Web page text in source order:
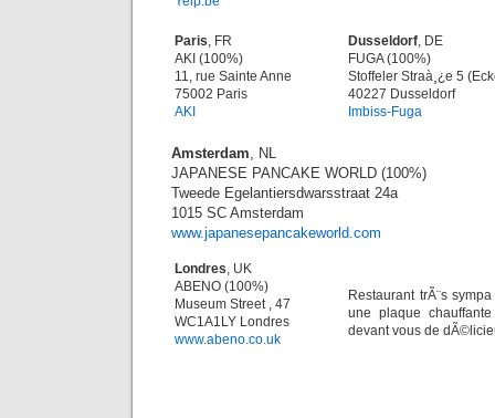
Paris, FR
AKI (100%)
11, rue Sainte Anne
75002 Paris
AKI
Dusseldorf, DE
FUGA (100%)
Stoffeler Straà¸¿e 5
40227 Dusseldorf
Imbiss-Fuga
Amsterdam, NL
JAPANESE PANCAKE WORLD (100%)
Tweede Egelantiersdwarsstraat 24a
1015 SC Amsterdam
www.japanesepancakeworld.com
Londres, UK
ABENO (100%)
Museum Street , 47
WC1A1LY Londres
www.abeno.co.uk
Restaurant trÃ¨s
une plaque
devant vous de